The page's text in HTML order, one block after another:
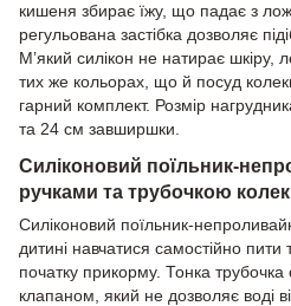
кишеня збирає їжу, що падає з
регульована застібка дозволяє
М’який силікон не натирає шкіру,
тих же кольорах, що й посуд
гарний комплект. Розмір
та 24 см завширшки.
Силіконовий поїльник-
ручками та трубочкою
Силіконовий поїльник-
дитині навчатися самостійно пити
початку прикорму. Тонка
клапаном, який не дозволяє воді